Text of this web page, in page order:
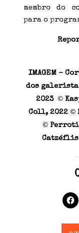
membro do
para o
IMAGEM –
dos
2023 ©
Coll, 2022 ©
©
Catzéflis
C
l
u